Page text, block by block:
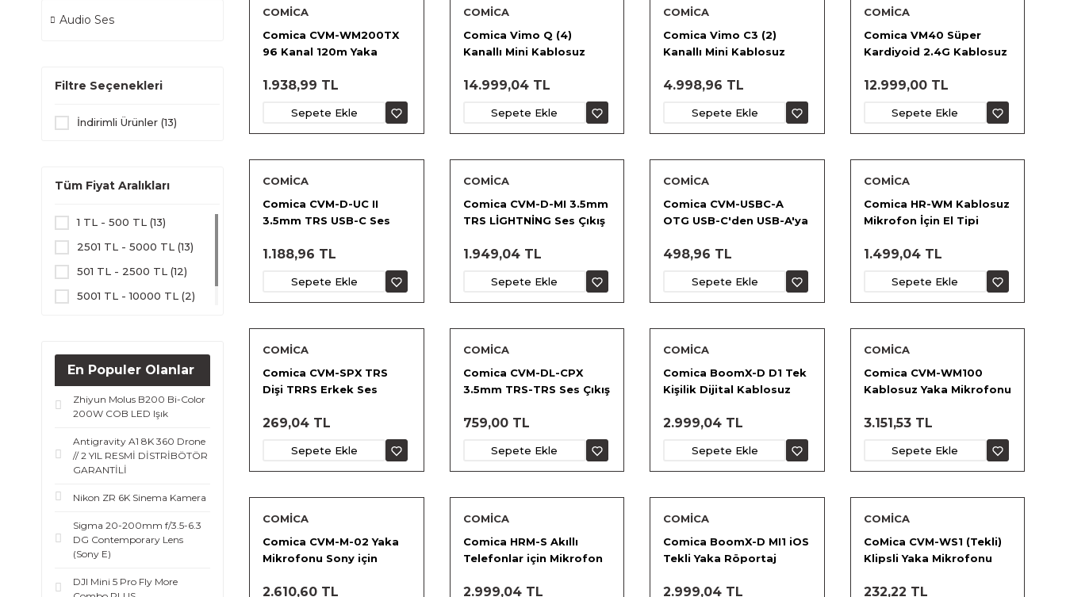
Audio Ses
Filtre Seçenekleri
İndirimli Ürünler (13)
Tüm Fiyat Aralıkları
1 TL - 500 TL (13)
2501 TL - 5000 TL (13)
501 TL - 2500 TL (12)
5001 TL - 10000 TL (2)
En Populer Olanlar
Zhiyun Molus B200 Bi-Color
200W COB LED Işık
Antigravity A1 8K 360 Drone
// 2 YIL RESMİ DİSTRİBÖTÖR
GARANTİLİ
Nikon ZR 6K Sinema Kamera
Sigma 20-200mm f/3.5-6.3
DG Contemporary Lens
(Sony E)
DJI Mini 5 Pro Fly More
COMİCA
Comica CVM-WM200TX
96 Kanal 120m Yaka
1.938,99 TL
Sepete Ekle
COMİCA
Comica Vimo Q (4)
Kanallı Mini Kablosuz
14.999,04 TL
Sepete Ekle
COMİCA
Comica Vimo C3 (2)
Kanallı Mini Kablosuz
4.998,96 TL
Sepete Ekle
COMİCA
Comica VM40 Süper
Kardiyoid 2.4G Kablosuz
12.999,00 TL
Sepete Ekle
COMİCA
Comica CVM-D-UC II
3.5mm TRS USB-C Ses
1.188,96 TL
Sepete Ekle
COMİCA
Comica CVM-D-MI 3.5mm
TRS LİGHTNİNG Ses Çıkış
1.949,04 TL
Sepete Ekle
COMİCA
Comica CVM-USBC-A
OTG USB-C'den USB-A'ya
498,96 TL
Sepete Ekle
COMİCA
Comica HR-WM Kablosuz
Mikrofon İçin El Tipi
1.499,04 TL
Sepete Ekle
COMİCA
Comica CVM-SPX TRS
Dişi TRRS Erkek Ses
269,04 TL
Sepete Ekle
COMİCA
Comica CVM-DL-CPX
3.5mm TRS-TRS Ses Çıkış
759,00 TL
Sepete Ekle
COMİCA
Comica BoomX-D D1 Tek
Kişilik Dijital Kablosuz
2.999,04 TL
Sepete Ekle
COMİCA
Comica CVM-WM100
Kablosuz Yaka Mikrofonu
3.151,53 TL
Sepete Ekle
COMİCA
Comica CVM-M-02 Yaka
Mikrofonu Sony için
2.610,60 TL
COMİCA
Comica HRM-S Akıllı
Telefonlar için Mikrofon
2.999,04 TL
COMİCA
Comica BoomX-D MI1 iOS
Tekli Yaka Röportaj
2.999,04 TL
COMİCA
CoMica CVM-WS1 (Tekli)
Klipsli Yaka Mikrofonu
232,22 TL